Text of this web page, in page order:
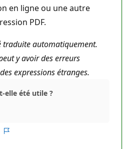
en ligne ou une autre
PDF.
traduite automatiquement.
y avoir des erreurs
expressions étranges.
elle été utile ?